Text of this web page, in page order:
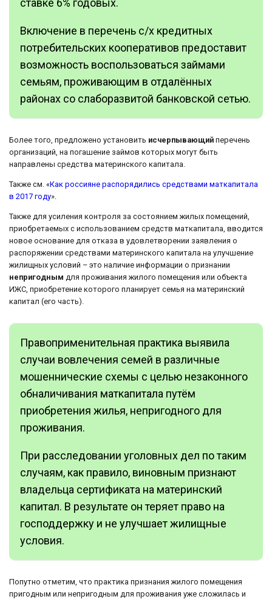
ставке 6% годовых.
Включение в перечень с/х кредитных
потребительских кооперативов предоставит
возможность воспользоваться займами
семьям, проживающим в отдалённых
районах со слаборазвитой банковской сетью.
Более того, предложено установить исчерпывающий перечень
организаций, на погашение займов которых могут быть
направлены средства материнского капитала.
Также см. «Как россияне распорядились средствами маткапитала
в 2017 году».
Также для усиления контроля за состоянием жилых помещений,
приобретаемых с использованием средств маткапитала, вводится
новое основание для отказа в удовлетворении заявления о
распоряжении средствами материнского капитала на улучшение
жилищных условий – это наличие информации о признании
непригодным для проживания жилого помещения или объекта
ИЖС, приобретение которого планирует семья на материнский
капитал (его часть).
Правоприменительная практика выявила
случаи вовлечения семей в различные
мошеннические схемы с целью незаконного
обналичивания маткапитала путём
приобретения жилья, непригодного для
проживания.
При расследовании уголовных дел по таким
случаям, как правило, виновным признают
владельца сертификата на материнский
капитал. В результате он теряет право на
господдержку и не улучшает жилищные
условия.
Попутно отметим, что практика признания жилого помещения
пригодным или непригодным для проживания уже сложилась и